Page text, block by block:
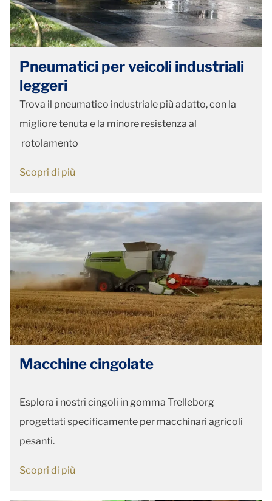
Pneumatici per veicoli industriali
leggeri
Trova il pneumatico industriale più adatto, con la
migliore tenuta e la minore resistenza al
rotolamento
Scopri di più
Macchine cingolate
Esplora i nostri cingoli in gomma Trelleborg
progettati specificamente per macchinari agricoli
pesanti.
Scopri di più